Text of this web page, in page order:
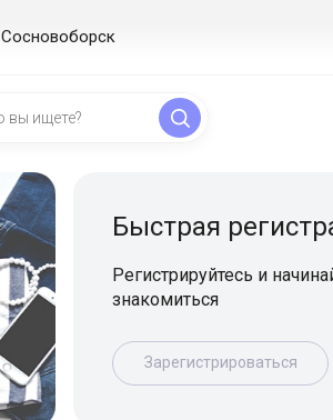
Сосновоборск
Быстрая регистрация
Регистрируйтесь и начинайте
знакомиться
Зарегистрироваться